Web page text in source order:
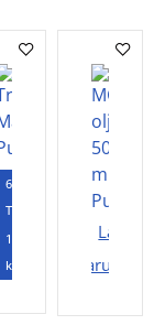
60
Tabletter
120
kapslar
Lägg i